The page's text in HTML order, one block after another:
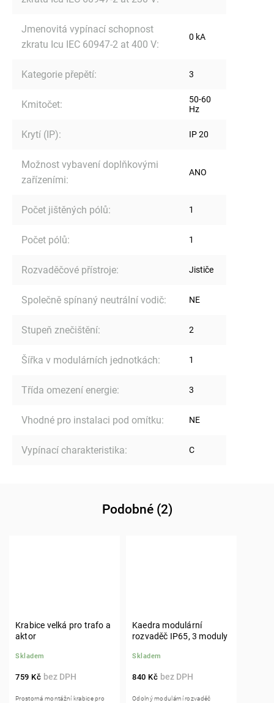
Jmenovitá vypínací schopnost
zkratu Icu IEC 60947-2 at 400 V:
0 kA
Kategorie přepětí: 3
Kmitočet:
50-60
Hz
Krytí (IP): IP 20
Možnost vybavení doplňkovými
zařízeními:
ANO
Počet jištěných pólů: 1
Počet pólů: 1
Rozvaděčové přístroje: Jističe
Společně spínaný neutrální vodič: NE
Stupeň znečištění: 2
Šířka v modulárních jednotkách: 1
Třída omezení energie: 3
Vhodné pro instalaci pod omítku: NE
Vypínací charakteristika: C
Podobné (2)
Krabice velká pro trafo a
aktor
Skladem
759 Kč
Prostorná montážní krabice pro
Kaedra modulární
rozvaděč IP65, 3 moduly
Skladem
840 Kč
Odolný modulární rozvaděč